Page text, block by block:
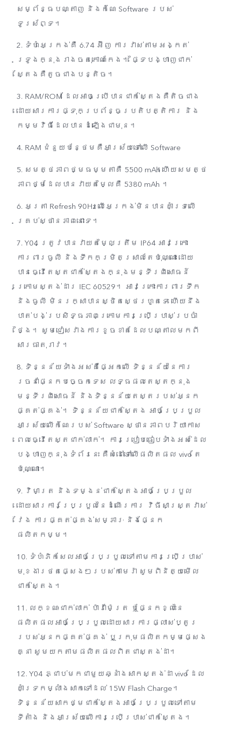
សម្ព័ន្ធបណ្តាញ និងកំណែ Software របស់
ទូរស័ព្ទ។
2. ទំហំអេក្រង់គឺ 6.74 អ៊ីញ ការវាស់តាមអង្កត់
ទ្រូងក្នុងរាងចតុកោណកែង។ ផ្ទៃបង្ហាញជាក់
ស្តែងគឺតូចជាងបន្តិច។
3. RAM/ROM ដែលអាចប្រើបានជាក់ស្តែងគឺតិចជាង
ដោយសារការផ្ទុកប្រព័ន្ធប្រតិបត្តិការ និង
កម្មវិធីដែលបានដំឡើងជាមុន។
4. RAM ជំនួយបន្ថែមគឺអាស្រ័យទៅលើ Software
5. សមត្ថភាពថ្មធម្មតាគឺ 5500 mAh ហើយសមត្ថ
ភាពថ្មដែលបានវាយតម្លៃគឺ 5380 mAh ។
6. អត្រា​ Refresh 90Hz លើអេក្រង់មិនបានគាំទ្រលើ
គ្រប់ស្ថានភាពនោះទេ។
7. Y04 ត្រូវបានវាយតម្លៃត្រឹម IP64 អាវក្រោះ
ការពារធូលី និងទឹកកម្រិតស្រាលតែប៉ុណ្ណោះ ដោយ
បានធ្វើតេស្តជាក់ស្តែងក្នុងមន្ទីរពិសោធន៍
ក្រោមស្តង់ដារ IEC 60529។ អាវក្រោះការពារទឹក
និងធូលី មិនរក្សាបានស្ថិតស្ថេរហូតទេ ហើយនឹង
បាត់បង់ប្រសិទ្ធភាពក្រោមការប្រើប្រាស់ប្រចាំ
ថ្ងៃ។ សូមជៀសវាងការខូចខាតដែលបណ្តាលមកពី
សារធាតុរាវ។
8. ទិន្នន័យទាំងអស់គឺផ្អែកលើ ទិន្នន័យនៃការ
រចនាផ្នែកបច្ចេកទេស លទ្ធផលតេស្តក្នុង
មន្ទីរពិសោធន៍ និងទិន្នន័យតេស្តរបស់អ្នក
ផ្គត់ផ្គង់។​ ទិន្នន័យជាក់ស្តែង អាចប្រែប្រួល
អាស្រ័យលើកំណែរបស់ Software ស្ថានភាពបរិយាកាស
ពេលធ្វើតេស្តជាក់លាក់។ ការប្រៀបធៀបទាំងអស់ដែល
បង្ហាញក្នុងទំព័រនេះ គឺសំដៅទៅលើផលិតផល vivo តែ
ប៉ុណ្ណោះ។
9. វិមាត្រ និងទម្ងន់ជាក់ស្តែងអាចប្រែប្រួល
ដោយសារការប្រែប្រួលនៃដំណើរការ វិធីសាស្ត្រវាស់
វែង ការផ្គត់ផ្គង់សម្ភារៈ និងផ្នែក
ផលិតកម្ម។
10. ទំហំភិកសែលអាចប្រែប្រួលទៅតាមការប្រើប្រាស់
មុខងារថតផ្សេងៗរបស់កាមេរ៉ា សូមពិនិត្យមើល
ជាក់ស្តែង។
11. លក្ខណៈជាក់លាក់ ប៉ារ៉ាម៉ែត្រ ឬផ្នែកខ្លះនៃ
ផលិតផលអាចប្រែប្រួលដោយសារការផ្លាស់ប្តូរ
របស់អ្នកផ្គត់ផ្គង់ ឬក្រុមផលិតកម្មផ្សេង
គ្នា សូមយកតាមផលិតផលពិតជាស្តង់ដា។
12. Y04 ភ្ជាប់មកជាមួយឆ្នាំងសាកស្តង់ដា vivo ដែល
គាំទ្រកម្លាំងសាកទៅដល់ 15W Flash​​ Charge។
ទិន្នន័យសាកថ្មជាក់ស្តែងអាចប្រែប្រួលទៅតាម
ទីតាំង​ និង​អាស្រ័យ​លើ​ការ​ប្រើ​ប្រាស់​ជាក់​ស្តែង។